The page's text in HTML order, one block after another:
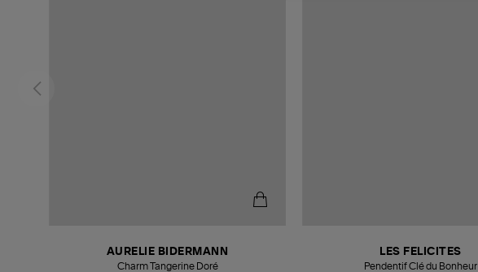
AURELIE BIDERMANN
Charm Tangerine Doré
LES FELICITES
Pendentif Clé du Bonheur